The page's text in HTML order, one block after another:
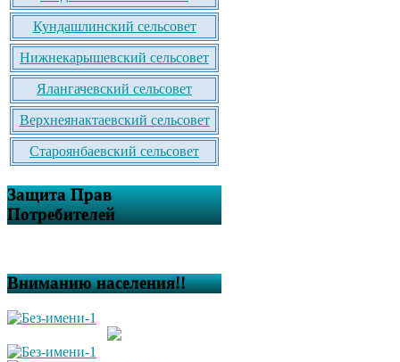
Кундашлинский сельсовет
Нижнекарышевский сельсовет
Ялангачевский сельсовет
Верхнеянактаевский сельсовет
Староянбаевский сельсовет
Защита Прав
Потребителей
Вниманию населения!!